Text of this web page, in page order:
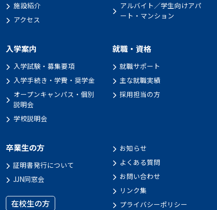
施設紹介
アクセス
アルバイト／学生向けアパ
ート・マンション
入学案内
入学試験・募集要項
入学手続き・学費・奨学金
オープンキャンパス・個別
説明会
学校説明会
就職・資格
就職サポート
主な就職実績
採用担当の方
卒業生の方
証明書発行について
JJN同窓会
在校生の方
お知らせ
よくある質問
お問い合わせ
リンク集
プライバシーポリシー